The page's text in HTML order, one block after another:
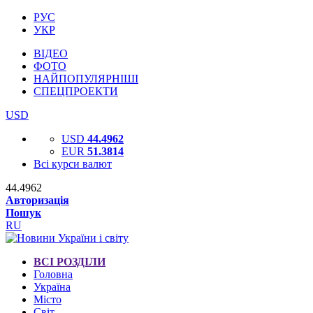
РУС
УКР
ВІДЕО
ФОТО
НАЙПОПУЛЯРНІШІ
СПЕЦПРОЕКТИ
USD
USD 44.4962
EUR 51.3814
Всі курси валют
44.4962
Авторизація
Пошук
RU
ВСІ РОЗДІЛИ
Головна
Україна
Місто